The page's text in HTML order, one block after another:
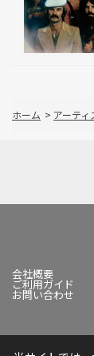
ホーム > アーティ
会社概要
ご利用ガイド
お問い合わせ